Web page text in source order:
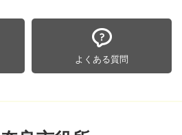
よくある質問